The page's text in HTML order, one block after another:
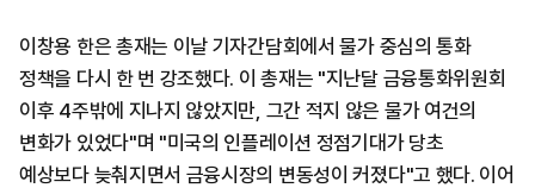
이창용 한은 총재는 이날 기자간담회에서 물가 중심의 통화
정책을 다시 한 번 강조했다. 이 총재는 "지난달 금융통화위원회
이후 4주밖에 지나지 않았지만, 그간 적지 않은 물가 여건의
변화가 있었다"며 "미국의 인플레이션 정점기대가 당초
예상보다 늦춰지면서 금융시장의 변동성이 커졌다"고 했다. 이어